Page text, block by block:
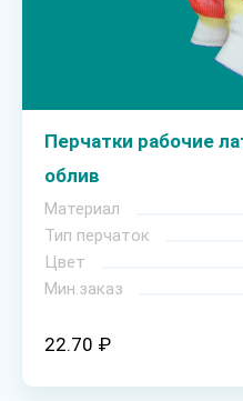
Перчатки рабочие
облив
Материал
Тип перчаток
Цвет
Мин.заказ
22.70 ₽